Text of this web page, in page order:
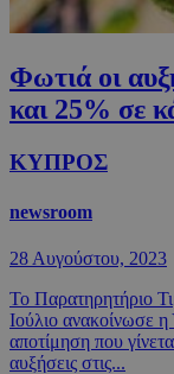
Φωτιά οι
και 25% σε
ΚΥΠΡΟΣ
newsroom
28 Αυγούστου, 2023
Το Παρατηρητήριο
Ιούλιο ανακοίνωσε
αποτίμηση που
αυξήσεις στις...